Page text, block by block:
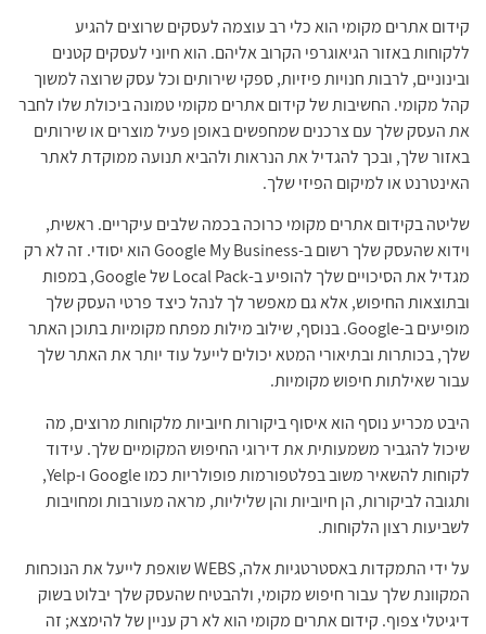
קידום אתרים מקומי הוא כלי רב עוצמה לעסקים שרוצים להגיע
ללקוחות באזור הגיאוגרפי הקרוב אליהם. הוא חיוני לעסקים קטנים
ובינוניים, לרבות חנויות פיזיות, ספקי שירותים וכל עסק שרוצה למשוך
קהל מקומי. החשיבות של קידום אתרים מקומי טמונה ביכולת שלו לחבר
את העסק שלך עם צרכנים שמחפשים באופן פעיל מוצרים או שירותים
באזור שלך, ובכך להגדיל את הנראות ולהביא תנועה ממוקדת לאתר
האינטרנט או למיקום הפיזי שלך.
שליטה בקידום אתרים מקומי כרוכה בכמה שלבים עיקריים. ראשית,
וידוא שהעסק שלך רשום ב-Google My Business הוא יסודי. זה לא רק
מגדיל את הסיכויים שלך להופיע ב-Local Pack של Google, במפות
ובתוצאות החיפוש, אלא גם מאפשר לך לנהל כיצד פרטי העסק שלך
מופיעים ב-Google. בנוסף, שילוב מילות מפתח מקומיות בתוכן האתר
שלך, בכותרות ובתיאורי המטא יכולים לייעל עוד יותר את האתר שלך
עבור שאילתות חיפוש מקומיות.
היבט מכריע נוסף הוא איסוף ביקורות חיוביות מלקוחות מרוצים, מה
שיכול להגביר משמעותית את דירוגי החיפוש המקומיים שלך. עידוד
לקוחות להשאיר משוב בפלטפורמות פופולריות כמו Google ו-Yelp,
ותגובה לביקורות, הן חיוביות והן שליליות, מראה מעורבות ומחויבות
לשביעות רצון הלקוחות.
על ידי התמקדות באסטרטגיות אלה, WEBS שואפת לייעל את הנוכחות
המקוונת שלך עבור חיפוש מקומי, ולהבטיח שהעסק שלך יבלוט בשוק
דיגיטלי צפוף. קידום אתרים מקומי הוא לא רק עניין של להימצא; זה